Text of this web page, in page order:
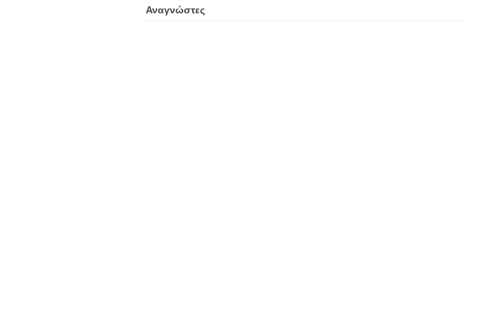
Αναγνώστες